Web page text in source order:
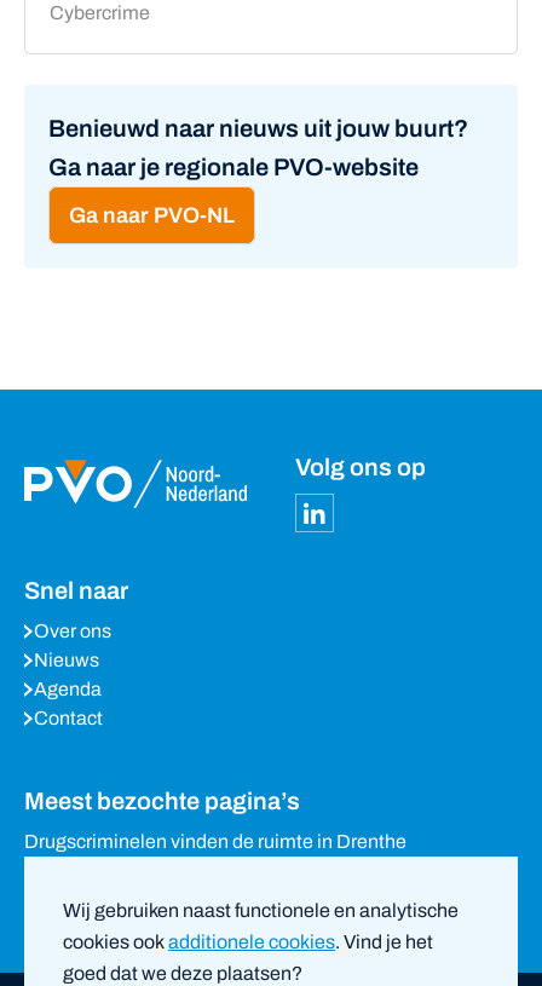
Wij gebruiken naast functionele en analytische
cookies ookadditionele cookies. Vind je het
goed dat we deze plaatsen?
Cybercrime
Benieuwd naar nieuws uit jouw buurt?
Ga naar je regionale PVO-website
Ga naar PVO-NL
Volg ons op
Snel naar
Over ons
Nieuws
Agenda
Contact
Meest bezochte pagina’s
Drugscriminelen vinden de ruimte in Drenthe
Eigenaren loods in Holsloot verzetten zich tegen sluiting